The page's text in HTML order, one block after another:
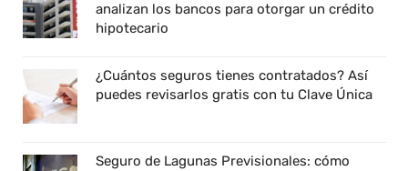
analizan los bancos para otorgar un crédito
hipotecario
¿Cuántos seguros tienes contratados? Así
puedes revisarlos gratis con tu Clave Única
Seguro de Lagunas Previsionales: cómo